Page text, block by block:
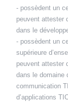
- possèdent un
peuvent attester
dans le
- possèdent un
supérieure
peuvent attester
dans le domaine
communication
d’applications